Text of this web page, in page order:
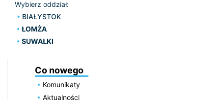
Wybierz oddział:
BIAŁYSTOK
ŁOMŻA
SUWAŁKI
Co nowego
Komunikaty
Aktualności